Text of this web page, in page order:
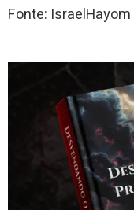
Fonte: IsraelHayom